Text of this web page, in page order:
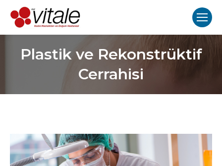
Plastik ve Rekonstrüktif
Cerrahisi